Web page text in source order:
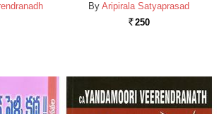
By Aripirala Satyaprasad
Rs. 250